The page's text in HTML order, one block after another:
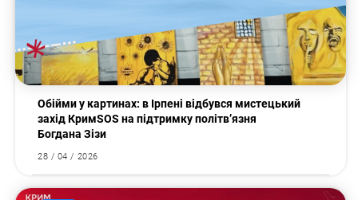
Обійми у картинах: в Ірпені відбувся мистецький
захід КримSOS на підтримку політв’язня
Богдана Зізи
28 / 04 / 2026